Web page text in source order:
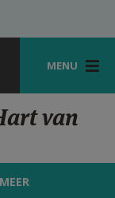
MENU
van
MEER